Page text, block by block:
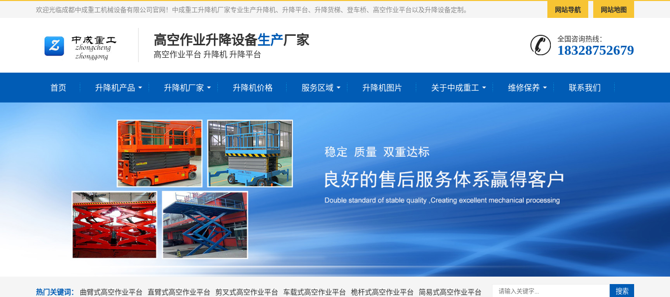
网站导航 网站地图
欢迎光临成都中成重工机械设备有限公司官网！中成重工升降机厂家专业生产升降机、升降平台、升降货梯、登车桥、高空作业平台以及升降设备定制。
高空作业升降设备生产厂家
高空作业平台 升降机 升降平台
全国咨询热线：
18328752679‬
首页 升降机产品 升降机厂家 升降机价格 服务区域 升降机图片 关于中成重工 维修保养 联系我们
热门关键词： 曲臂式高空作业平台 直臂式高空作业平台 剪叉式高空作业平台 车载式高空作业平台 桅杆式高空作业平台 简易式高空作业平台 搜索